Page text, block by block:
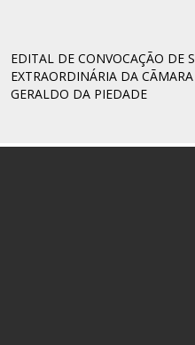
EDITAL DE CONVOCAÇÃO DE
EXTRAORDINÁRIA DA
GERALDO DA PIEDADE